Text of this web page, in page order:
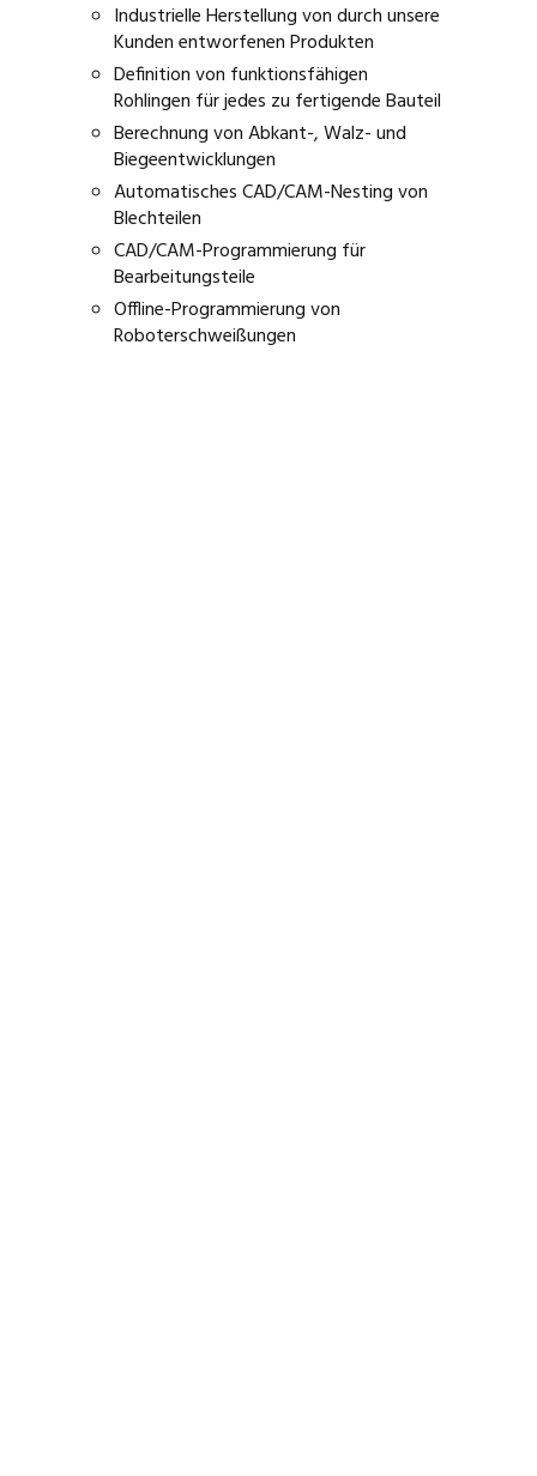
Industrielle Herstellung von durch unsere
Kunden entworfenen Produkten
Definition von funktionsfähigen
Rohlingen für jedes zu fertigende Bauteil
Berechnung von Abkant-, Walz- und
Biegeentwicklungen
Automatisches CAD/CAM-Nesting von
Blechteilen
CAD/CAM-Programmierung für
Bearbeitungsteile
Offline-Programmierung von
Roboterschweißungen